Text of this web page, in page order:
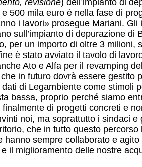
revisione) dell’impianto di
500 mila euro è nella fase di
i lavori» prosegue Mariani. Gli
sull’impianto di depurazione di
per un importo di oltre 3 milioni,
è stato avviato il tavolo di
Ato e Alfa per il revamping
in futuro dovrà essere gestito
di Legambiente come stimoli
bassa, proprio perché siamo
di progetti concreti e
noi, ma soprattutto i sindaci e
che in tutto questo percorso
hanno sempre collaborato e
il miglioramento delle nostre